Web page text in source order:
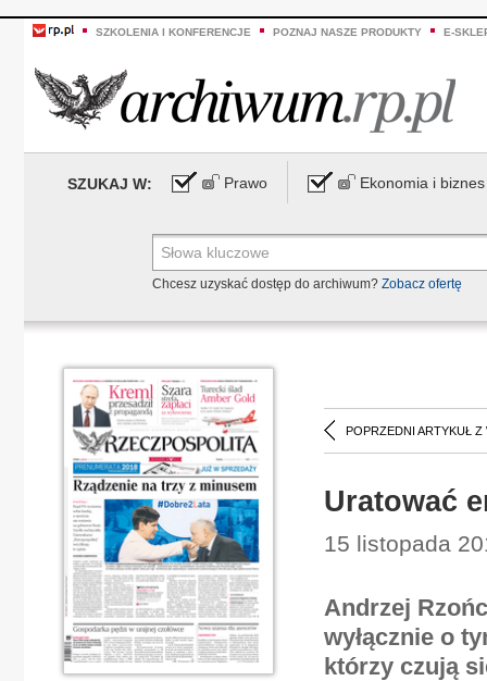
SZKOLENIA I KONFERENCJE POZNAJ NASZE PRODUKTY E-
SZUKAJ W: Prawo Ekonomia i biznes
Chcesz uzyskać dostęp do archiwum? Zobacz ofertę
POPRZEDNI ARTYKUŁ Z
Uratować
15 listopada
Andrzej
wyłącznie o
którzy czują